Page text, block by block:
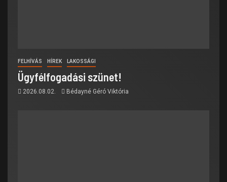
FELHÍVÁS HÍREK LAKOSSÁGI
Ügyfélfogadási szünet!
2026.08.02. Bédayné Géró Viktória